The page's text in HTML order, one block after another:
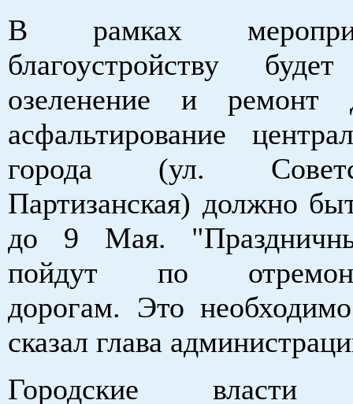
В рамках
благоустройству
озеленение и ремонт
асфальтирование
города (ул.
Партизанская) должно
до 9 Мая.
пойдут по
дорогам. Это
сказал глава
Городские власти